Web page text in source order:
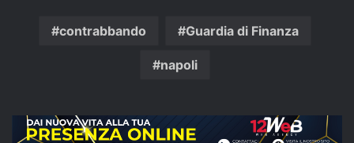
contrabbando Guardia di Finanza
napoli